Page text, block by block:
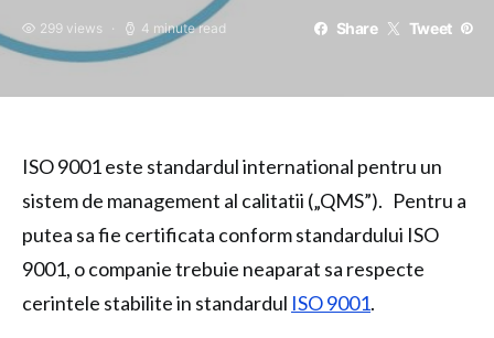
299 views 4 minute read Share Tweet
ISO 9001 este standardul international pentru un
sistem de management al calitatii („QMS”). Pentru a
putea sa fie certificata conform standardului ISO
9001, o companie trebuie neaparat sa respecte
cerintele stabilite in standardul ISO 9001.